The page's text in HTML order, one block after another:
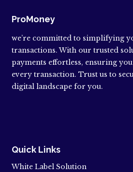
ProMoney
we’re committed to simplifying
transactions. With our trusted
payments effortless, ensuring
every transaction. Trust us to
digital landscape for you.
Quick Links
White Label Solution